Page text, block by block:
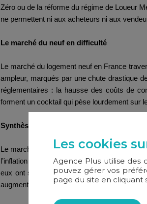
Zéro ou de la réforme du régime de Loueur
ne permettent ni aux acheteurs ni aux
Le marché du neuf en difficulté
Le marché du logement neuf en France
ampleur, marqués par une chute drastique
réglementaires : la hausse des coûts de
forment un cocktail qui pèse lourdement sur
Synthèse des tendances pour le
Le marché résidentiel reste sous tension,
l’inflation et la baisse des taux de crédit
eux ont saisi cette opportunité pour
augmentation des compromis et une activité
Les cookies
Agence Plus utilise des
pouvez gérer vos
page du site en cliquant